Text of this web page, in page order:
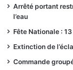
Arrêté portant
l’eau
Fête Nationale :
Extinction de
Commande